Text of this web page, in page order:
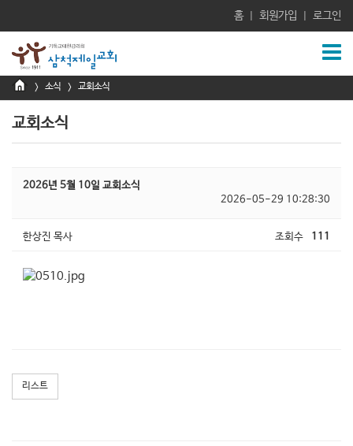
홈 회원가입 로그인
> 소식 > 교회소식
교회소식
2026년 5월 10일 교회소식
2026-05-29 10:28:30
한상진 목사 조회수 111
리스트